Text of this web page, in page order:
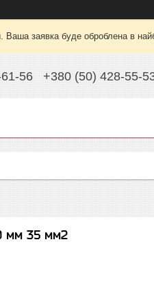
Ваша заявка буде оброблена в
56 +380 (50) 428-55-
мм 35 мм2